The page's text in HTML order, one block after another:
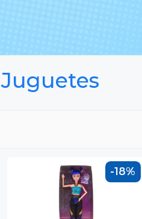
Juguetes
-18%